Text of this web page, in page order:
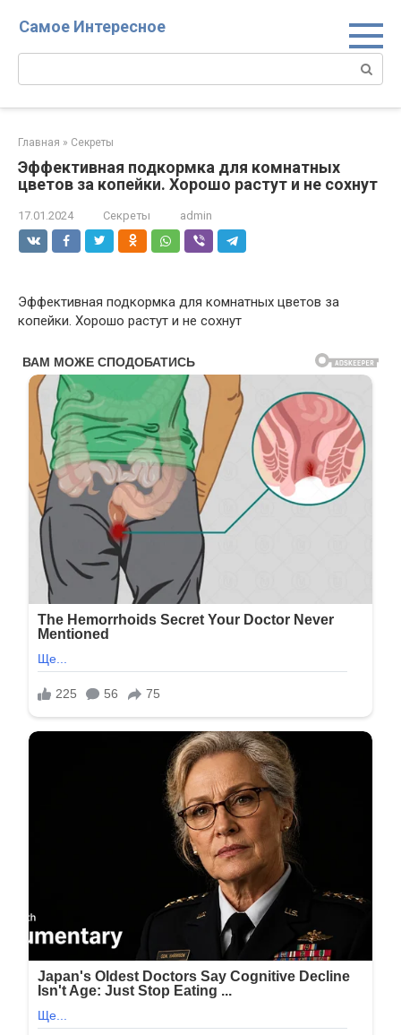
Самое Интересное
Поиск:
Главная » Секреты
Эффективная подкормка для комнатных
цветов за копейки. Хорошо растут и не сохнут
17.01.2024 Секреты admin
Эффективная подкормка для комнатных цветов за
копейки. Хорошо растут и не сохнут